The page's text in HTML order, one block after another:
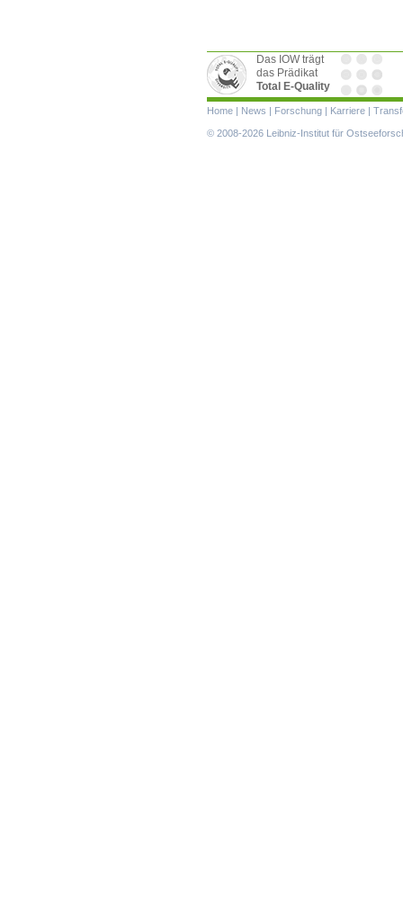
Das IOW trägt
das Prädikat
Total E-Quality
Navigation
überspringen
Home | News | Forschung | Karriere |
© 2008-2026 Leibniz-Institut für